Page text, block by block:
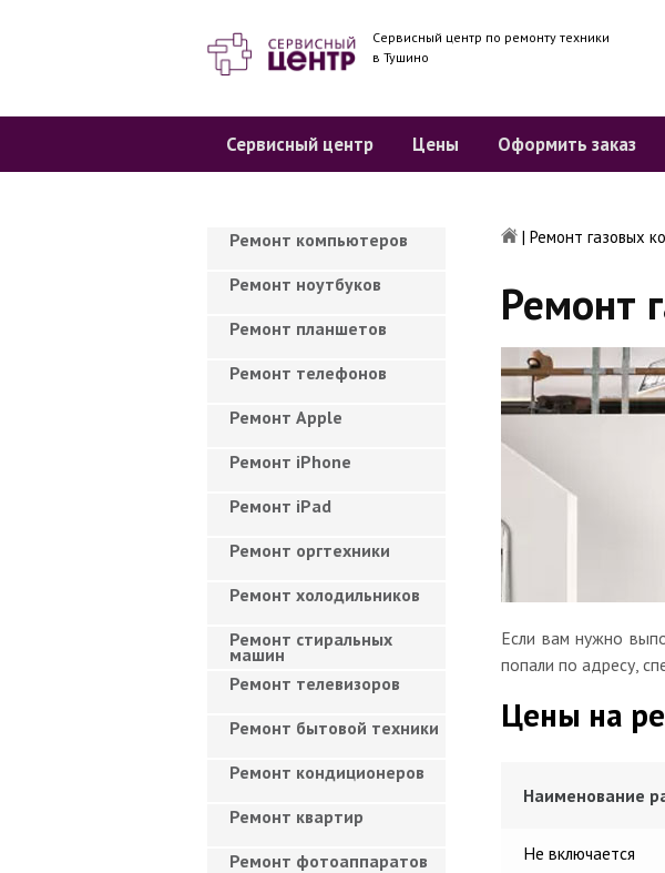
Сервисный центр по ремонту техники
в Тушино
Сервисный центр Цены Оформить заказ
| Ремонт газовых
Ремонт
Если вам нужно
попали по адресу,
Цены на
Наименование
Не включается
Ремонт компьютеров
Ремонт ноутбуков
Ремонт планшетов
Ремонт телефонов
Ремонт Apple
Ремонт iPhone
Ремонт iPad
Ремонт оргтехники
Ремонт холодильников
Ремонт стиральных
машин
Ремонт телевизоров
Ремонт бытовой техники
Ремонт кондиционеров
Ремонт квартир
Ремонт фотоаппаратов